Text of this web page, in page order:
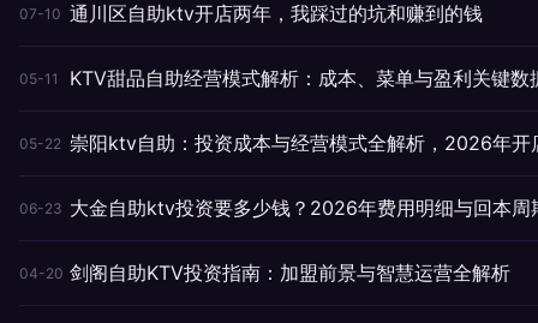
07-10 通川区自助ktv开店两年，我踩过的坑和赚到的钱
05-11 KTV甜品自助经营模式解析：成本、菜单与盈利关键数
05-22 崇阳ktv自助：投资成本与经营模式全解析，2026年开
06-23 大金自助ktv投资要多少钱？2026年费用明细与回本周
04-20 剑阁自助KTV投资指南：加盟前景与智慧运营全解析